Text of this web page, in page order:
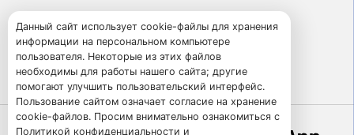
Пользовательское соглашение
Политика конфиденциальности
Публичная оферта
Данный сайт использует cookie-файлы для хранения
информации на персональном компьютере
пользователя. Некоторые из этих файлов
необходимы для работы нашего сайта; другие
помогают улучшить пользовательский интерфейс.
Пользование сайтом означает согласие на хранение
cookie-файлов. Просим внимательно ознакомиться с
Политикой конфиденциальности и